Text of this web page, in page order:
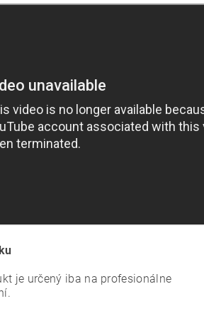
je určený iba na profesionálne